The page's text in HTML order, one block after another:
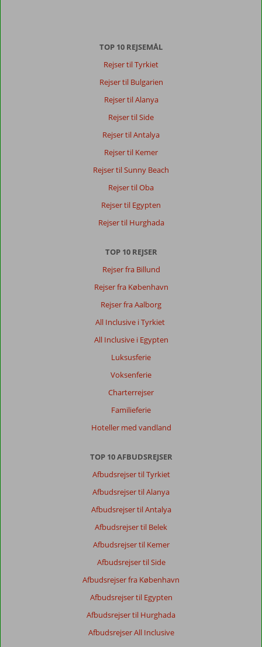
TOP 10 REJSEMÅL
Rejser til Tyrkiet
Rejser til Bulgarien
Rejser til Alanya
Rejser til Side
Rejser til Antalya
Rejser til Kemer
Rejser til Sunny Beach
Rejser til Oba
Rejser til Egypten
Rejser til Hurghada
TOP 10 REJSER
Rejser fra Billund
Rejser fra København
Rejser fra Aalborg
All Inclusive i Tyrkiet
All Inclusive i Egypten
Luksusferie
Voksenferie
Charterrejser
Familieferie
Hoteller med vandland
TOP 10 AFBUDSREJSER
Afbudsrejser til Tyrkiet
Afbudsrejser til Alanya
Afbudsrejser til Antalya
Afbudsrejser til Belek
Afbudsrejser til Kemer
Afbudsrejser til Side
Afbudsrejser fra København
Afbudsrejser til Egypten
Afbudsrejser til Hurghada
Afbudsrejser All Inclusive